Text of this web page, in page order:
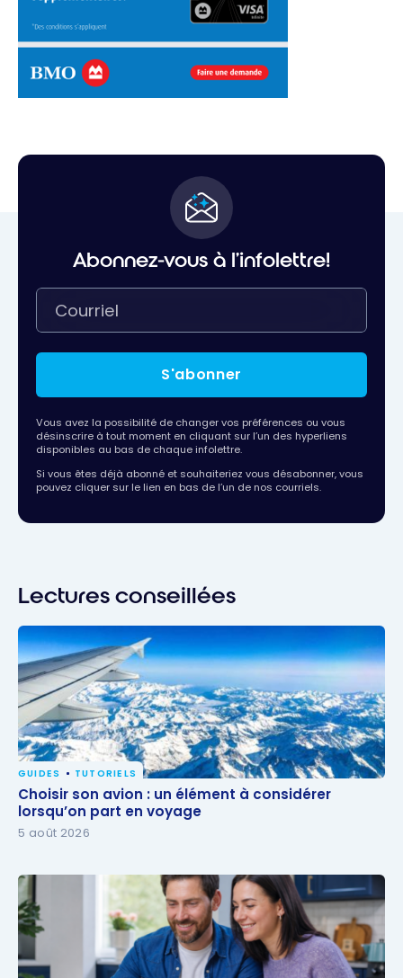
Abonnez-vous à l'infolettre!
S'abonner
Vous avez la possibilité de changer vos préférences ou vous
désinscrire à tout moment en cliquant sur l’un des hyperliens
disponibles au bas de chaque infolettre.
Si vous êtes déjà abonné et souhaiteriez vous désabonner, vous
pouvez cliquer sur le lien en bas de l’un de nos courriels.
Lectures conseillées
Choisir son avion : un élément à considérer
lorsqu’on part en voyage
GUIDES TUTORIELS
Choisir son avion : un élément à considérer
lorsqu’on part en voyage
5 août 2026